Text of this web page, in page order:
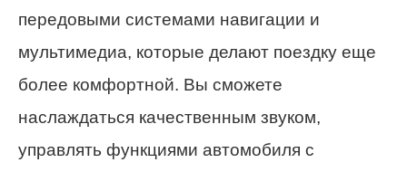
передовыми системами навигации и
мультимедиа, которые делают поездку еще
более комфортной. Вы сможете
наслаждаться качественным звуком,
управлять функциями автомобиля с